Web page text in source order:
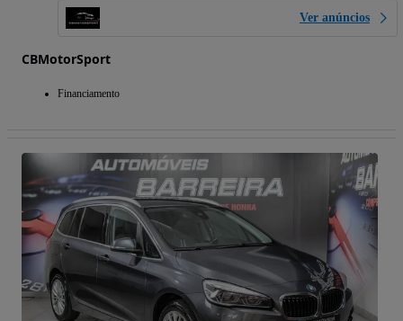
Ver anúncios
CBMotorSport
Financiamento